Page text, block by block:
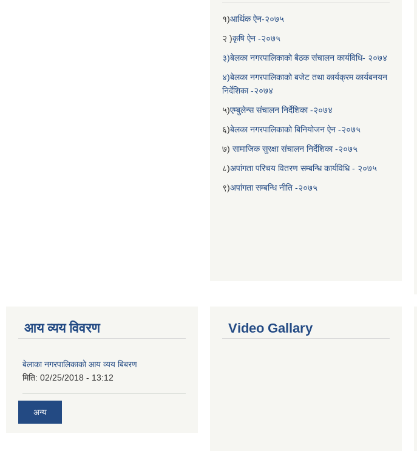
१)आर्थिक ऐन-२०७५
२ )कृषि ऐन -२०७५
३)बेलका नगरपालिकाको बैठक संचालन कार्यविधि- २०७४
४)बेलका नगरपालिकाको बजेट तथा कार्यक्रम कार्यबनयन
निर्देशिका -२०७४
५)एम्बुलेन्स संचालन निर्देशिका -२०७४
६)बेलका नगरपालिकाको बिनियोजन ऐन -२०७५
७) सामाजिक सुरक्षा संचालन निर्देशिका -२०७५
८)अपांगता परिचय वितरण सम्बन्धि कार्यविधि - २०७५
९)अपांगता सम्बन्धि नीति -२०७५
आय व्यय विवरण
बेलाका नगरपालिकाको आय व्यय बिबरण
मिति: 02/25/2018 - 13:12
अन्य
Video Gallary